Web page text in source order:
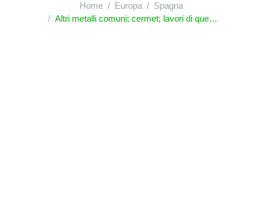
Home Europa
Spagna
Altri metalli comuni; cermet; lavori di queste materie